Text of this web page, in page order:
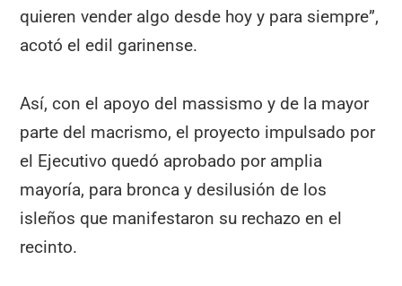
quieren vender algo desde hoy y para siempre”,
acotó el edil garinense.
Así, con el apoyo del massismo y de la mayor
parte del macrismo, el proyecto impulsado por
el Ejecutivo quedó aprobado por amplia
mayoría, para bronca y desilusión de los
isleños que manifestaron su rechazo en el
recinto.